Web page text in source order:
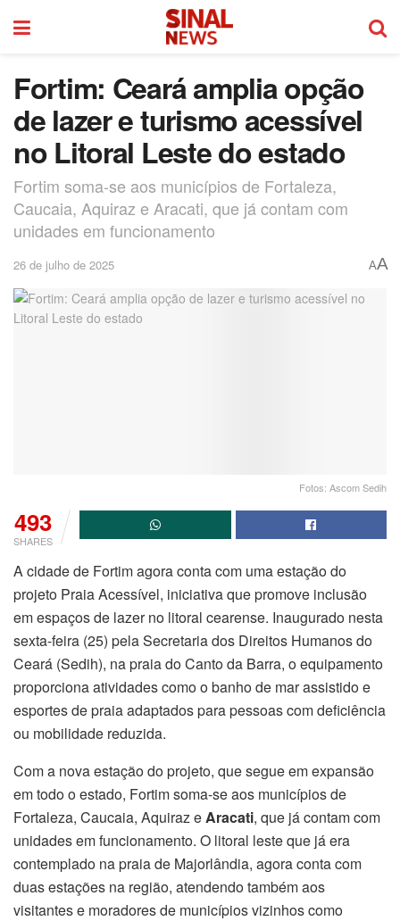
Fortim: Ceará amplia opção
de lazer e turismo acessível
no Litoral Leste do estado
Fortim soma-se aos municípios de Fortaleza,
Caucaia, Aquiraz e Aracati, que já contam com
unidades em funcionamento
26 de julho de 2025 AA
Fotos: Ascom Sedih
493
SHARES
A cidade de Fortim agora conta com uma estação do
projeto Praia Acessível, iniciativa que promove inclusão
em espaços de lazer no litoral cearense. Inaugurado nesta
sexta-feira (25) pela Secretaria dos Direitos Humanos do
Ceará (Sedih), na praia do Canto da Barra, o equipamento
proporciona atividades como o banho de mar assistido e
esportes de praia adaptados para pessoas com deficiência
ou mobilidade reduzida.
Com a nova estação do projeto, que segue em expansão
em todo o estado, Fortim soma-se aos municípios de
Fortaleza, Caucaia, Aquiraz eAracati, que já contam com
unidades em funcionamento. O litoral leste que já era
contemplado na praia de Majorlândia, agora conta com
duas estações na região, atendendo também aos
visitantes e moradores de municípios vizinhos como